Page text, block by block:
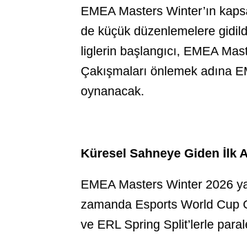
EMEA Masters Winter’ın
de küçük düzenlemelere
liglerin başlangıcı, EMEA
Çakışmaları önlemek adına
oynanacak.
Küresel Sahneye Giden İlk
EMEA Masters Winter 2026
zamanda Esports World Cup
ve ERL Spring Split’lerle